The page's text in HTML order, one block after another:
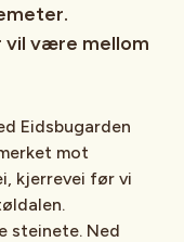
vil være mellom
Eidsbugarden
mot
kjerrevei før vi
steinete. Ned